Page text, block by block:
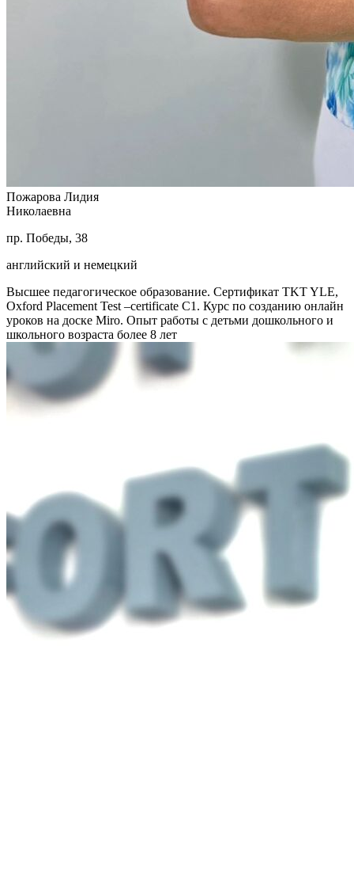
Пожарова Лидия
Николаевна
пр. Победы, 38
английский и немецкий
Высшее педагогическое образование. Сертификат TKT YLE,
Oxford Placement Test –certificate C1. Курс по созданию онлайн
уроков на доске Miro. Опыт работы с детьми дошкольного и
школьного возраста более 8 лет